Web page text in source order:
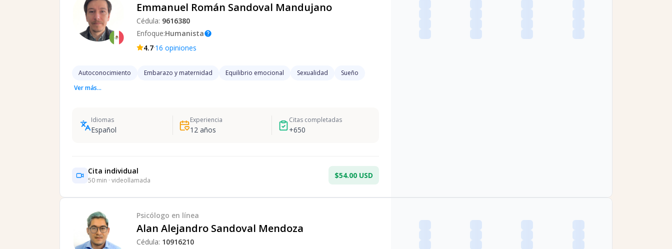
Emmanuel Román Sandoval Mandujano
Cédula: 9616380
Enfoque:Humanistahelp
4.7·16 opiniones
Autoconocimiento Embarazo y maternidad Equilibrio emocional Sexualidad
Sueño
Ver más...
Idiomas
Español
Experiencia
12 años
Citas completadas
+650
Cita individual
50 min · videollamada
$54.00 USD
Psicólogo en línea
Alan Alejandro Sandoval Mendoza
Cédula: 10916210